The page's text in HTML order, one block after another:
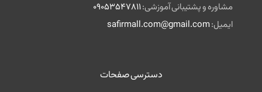
مشاوره و پشتیبانی آموزشی:09053547811
ایمیل:safirmall.com@gmail.com
دسترسی صفحات